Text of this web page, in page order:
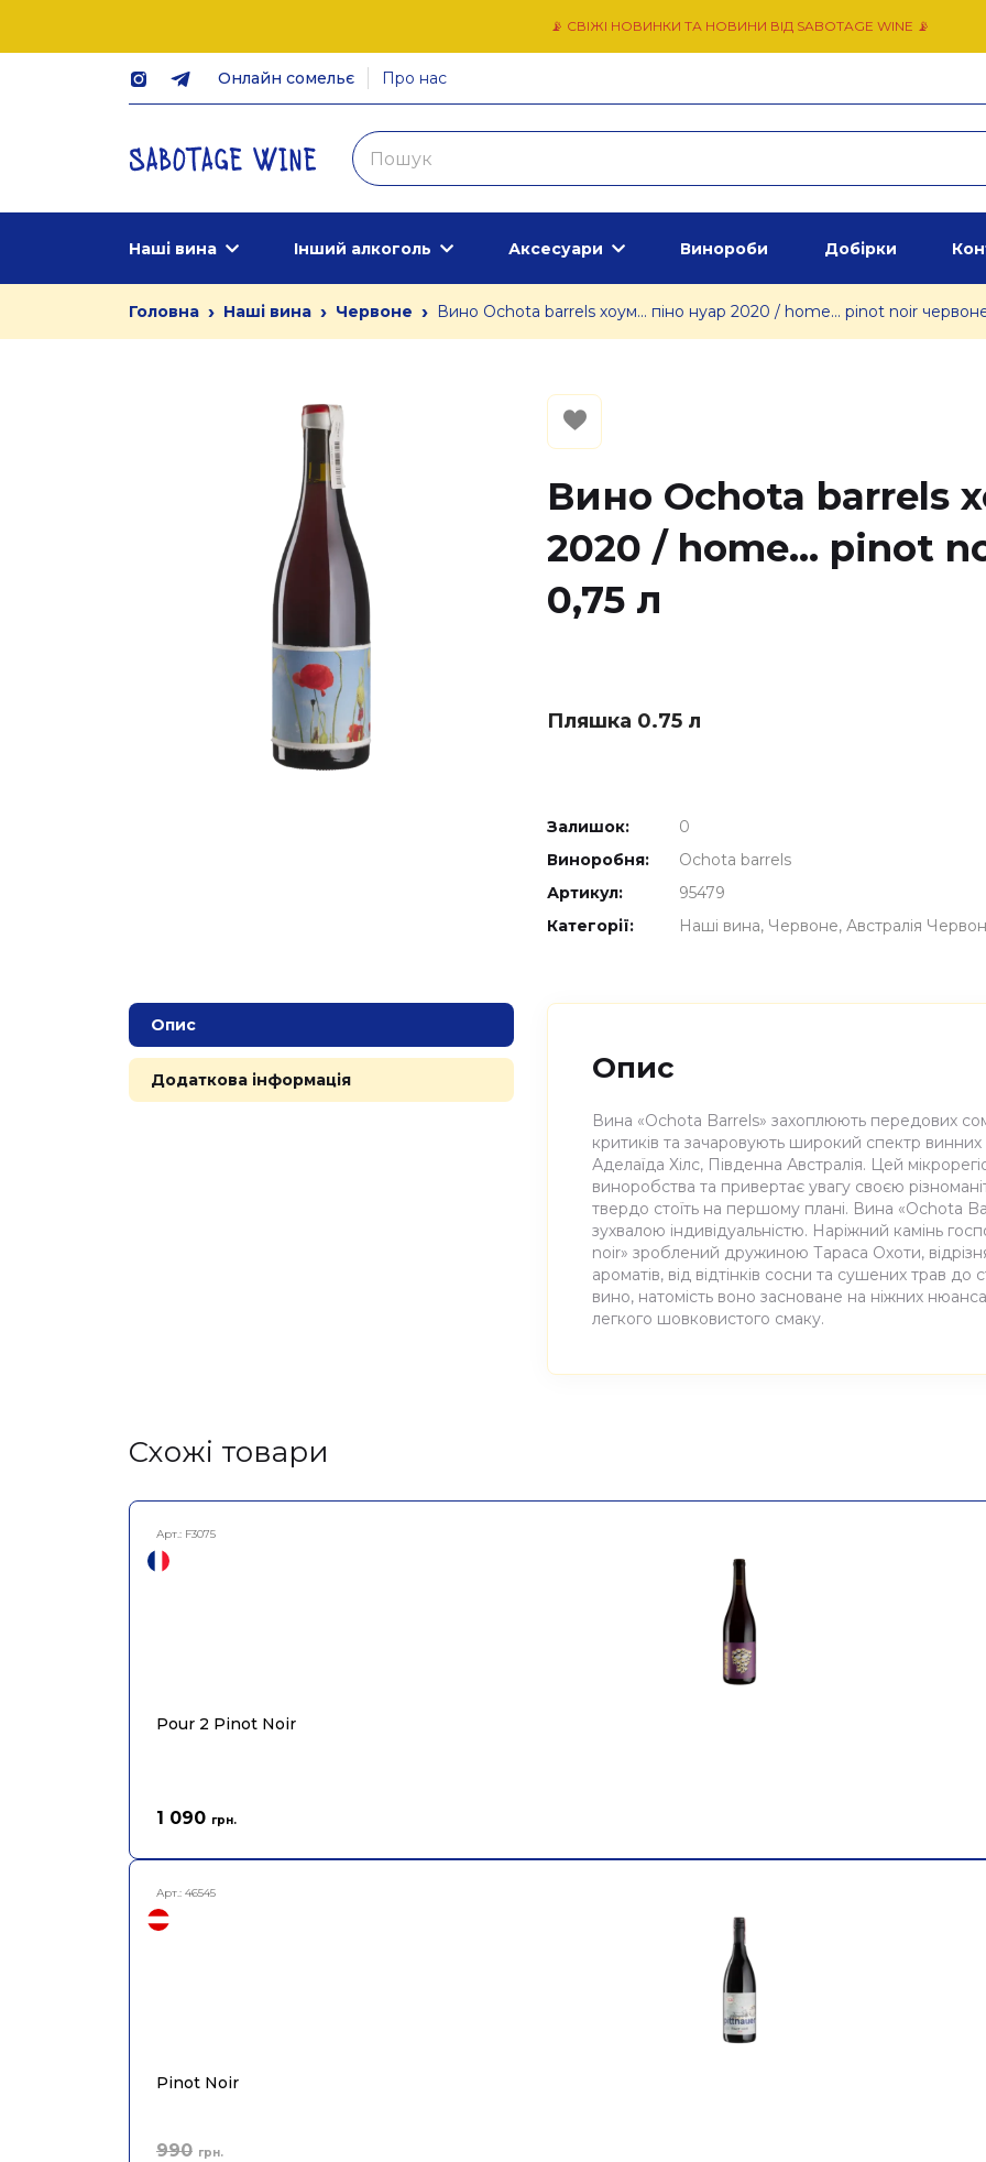
📡 СВІЖІ НОВИНКИ ТА НОВИНИ ВІД SABOTAGE WINE 📡
Онлайн сомельє Про нас
Наші вина Інший алкоголь Аксесуари Винороби Добірки
Головна › Наші вина › Червоне › Вино Ochota barrels хоум... піно нуар 2020 / home... pinot noir
Вино Ochota barrels
2020 / home... pinot
0,75 л
Пляшка 0.75 л
Залишок:
0
Виноробня:
Ochota barrels
Артикул:
95479
Категорії:
Наші вина Червоне Австралія
Опис
Додаткова інформація Опис
Вина «Ochota Barrels» захоплюють передових
критиків та зачаровують широкий спектр
Аделаїда Хілс, Південна Австралія. Цей
виноробства та привертає увагу своєю
твердо стоїть на першому плані. Вина «Ochota
зухвалою індивідуальністю. Наріжний камінь
noir» зроблений дружиною Тараса Охоти,
ароматів, від відтінків сосни та сушених трав
вино, натомість воно засноване на ніжних
легкого шовковистого смаку.
Постачальник
Cхожі товари
Арт.: F3075
Pour 2 Pinot Noir
1 090 грн.
Арт.: 46545
Pinot Noir
990 грн.